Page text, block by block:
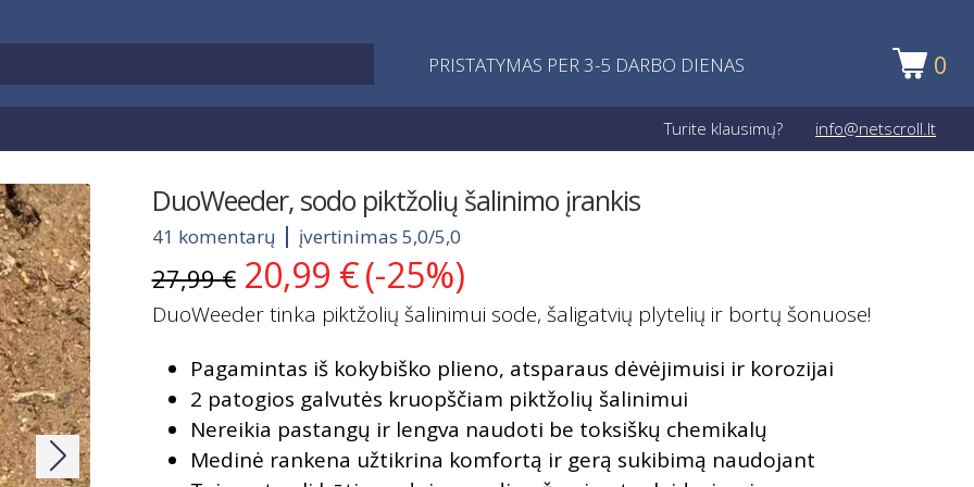
PRISTATYMAS PER 3-5 DARBO DIENAS 0
Turite klausimų? info@netscroll.lt
DuoWeeder, sodo piktžolių šalinimo įrankis
41 komentarų įvertinimas 5,0/5,0
27,99€ Original
price
was:
20,99 €Current
price
is:
(-25%)
DuoWeeder tinka piktžolių šalinimui sode, šaligatvių plytelių ir bortų šonuose!
Pagamintas iš kokybiško plieno, atsparaus dėvėjimuisi ir korozijai
2 patogios galvutės kruopščiam piktžolių šalinimui
Nereikia pastangų ir lengva naudoti be toksiškų chemikalų
Medinė rankena užtikrina komfortą ir gerą sukibimą naudojant